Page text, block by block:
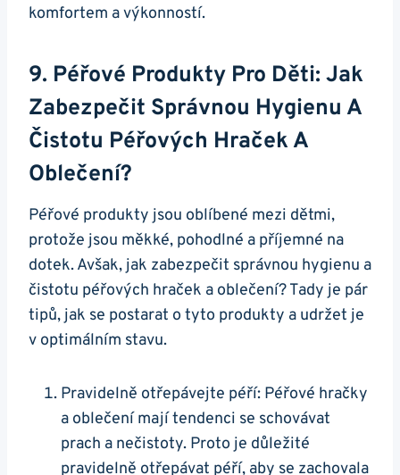
komfortem a výkonností.
9. Péřové Produkty Pro Děti: Jak
Zabezpečit Správnou Hygienu A
Čistotu Péřových Hraček A
Oblečení?
Péřové produkty jsou oblíbené mezi dětmi,
protože jsou měkké, pohodlné a příjemné na
dotek. Avšak, jak zabezpečit správnou hygienu a
čistotu péřových hraček a oblečení? Tady je pár
tipů, jak se postarat o tyto produkty a udržet je
v optimálním stavu.
Pravidelně otřepávejte péří: Péřové hračky
a oblečení mají tendenci se schovávat
prach a nečistoty. Proto je důležité
pravidelně otřepávat péří, aby se zachovala